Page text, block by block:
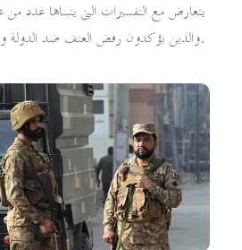
يتعارض مع التفسيرات التي يتبناها عدد
والذين يؤكدون رفض العنف ضد الدولة والمدنيين.